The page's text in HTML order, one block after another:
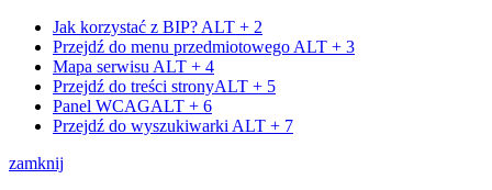
Jak korzystać z BIP? ALT + 2
Przejdź do menu przedmiotowego ALT + 3
Mapa serwisu ALT + 4
Przejdź do treści stronyALT + 5
Panel WCAGALT + 6
Przejdź do wyszukiwarki ALT + 7
zamknij